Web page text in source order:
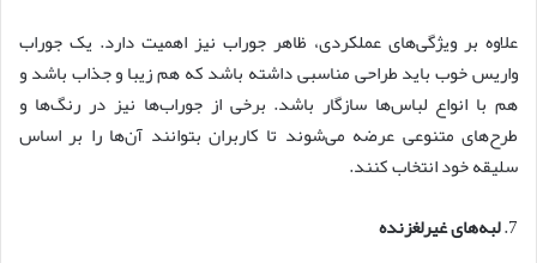
علاوه بر ویژگی‌های عملکردی، ظاهر جوراب نیز اهمیت دارد. یک جوراب
واریس خوب باید طراحی مناسبی داشته باشد که هم زیبا و جذاب باشد و
هم با انواع لباس‌ها سازگار باشد. برخی از جوراب‌ها نیز در رنگ‌ها و
طرح‌های متنوعی عرضه می‌شوند تا کاربران بتوانند آن‌ها را بر اساس
سلیقه خود انتخاب کنند.
7. لبه‌های غیرلغزنده